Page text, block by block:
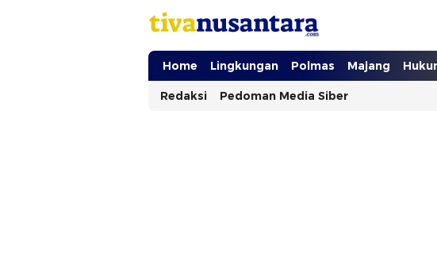
tivanusantara.com
Berita Nusantara
Home Lingkungan Polmas Majang
Redaksi Pedoman Media Siber